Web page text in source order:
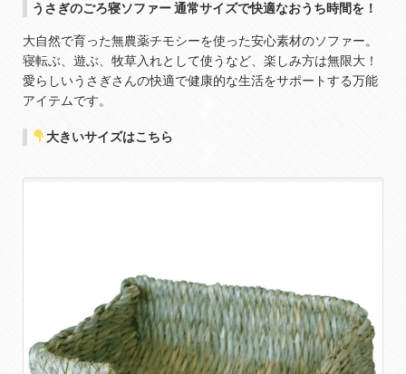
うさぎのごろ寝ソファー 通常サイズで快適なおうち時間を！
大自然で育った無農薬チモシーを使った安心素材のソファー。
寝転ぶ、遊ぶ、牧草入れとして使うなど、楽しみ方は無限大！
愛らしいうさぎさんの快適で健康的な生活をサポートする万能
アイテムです。
大きいサイズはこちら